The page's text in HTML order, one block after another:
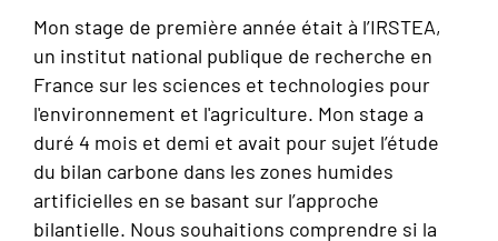
Mon stage de première année était à l’IRSTEA,
un institut national publique de recherche en
France sur les sciences et technologies pour
l'environnement et l'agriculture. Mon stage a
duré 4 mois et demi et avait pour sujet l’étude
du bilan carbone dans les zones humides
artificielles en se basant sur l’approche
bilantielle. Nous souhaitions comprendre si la